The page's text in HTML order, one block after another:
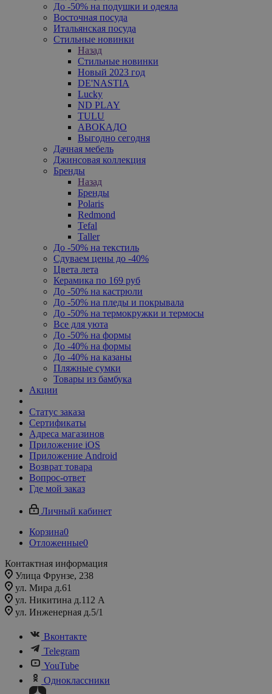
До -50% на подушки и одеяла
Восточная посуда
Итальянская посуда
Стильные новинки
Назад
Стильные новинки
Новый 2023 год
DE'NASTIA
Lucky
ND PLAY
TULU
АВОКАДО
Выгодно сегодня
Дачная мебель
Джинсовая коллекция
Бренды
Назад
Бренды
Polaris
Redmond
Tefal
Taller
До -50% на текстиль
Сдуваем цены до -40%
Цвета лета
Керамика по 169 руб
До -50% на кастрюли
До -50% на пледы и покрывала
До -50% на термокружки и термосы
Все для уюта
До -50% на формы
До -40% на формы
До -40% на казаны
Пляжные сумки
Товары из бамбука
Акции
Статус заказа
Сертификаты
Адреса магазинов
Приложение iOS
Приложение Android
Возврат товара
Вопрос-ответ
Где мой заказ
Личный кабинет
Корзина0
Отложенные0
Контактная информация
Улица Фрунзе, 238​
ул. Мира д.61
ул. Никитина д.112 А
ул. Инженерная д.5/1
Вконтакте
Telegram
YouTube
Одноклассники